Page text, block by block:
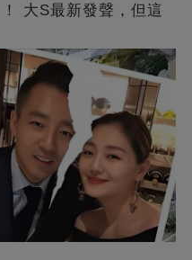
大S最新發聲，但這